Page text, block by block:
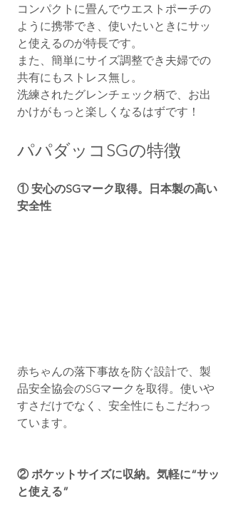
コンパクトに畳んでウエストポーチの
ように携帯でき、使いたいときにサッ
と使えるのが特長です。
また、簡単にサイズ調整でき夫婦での
共有にもストレス無し。
洗練されたグレンチェック柄で、お出
かけがもっと楽しくなるはずです！
パパダッコSGの特徴
① 安心のSGマーク取得。日本製の高い
安全性
赤ちゃんの落下事故を防ぐ設計で、製
品安全協会のSGマークを取得。使いや
すさだけでなく、安全性にもこだわっ
ています。
② ポケットサイズに収納。気軽に“サッ
と使える”